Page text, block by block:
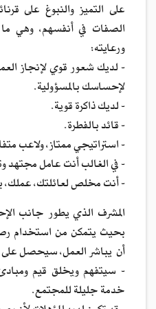
على التميز والنبوغ على
الصفات في أنفسهم، وهي
ورعايته:
- لديك شعور قوي لإنجاز
لإحساسك بالمسؤولية.
- لديك ذاكرة قوية.
- قائد بالفطرة.
- استراتيجي ممتاز، ولاعب
- في الغالب أنت عامل مجتهد
- أنت مخلص لعائلتك، عملك،
المشرف الذي يطور جانب
بحيث يتمكن من استخدام
أن يباشر العمل، سيحصل على
- سيتفهم ويخلق قيم
خدمة جليلة للمجتمع.